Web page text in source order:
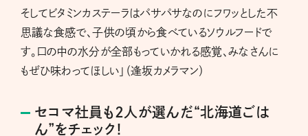
そしてビタミンカステーラはパサパサなのにフワッとした不
思議な食感で、子供の頃から食べているソウルフードで
す。口の中の水分が全部もっていかれる感覚、みなさんに
もぜひ味わってほしい」（逢坂カメラマン）
セコマ社員も2人が選んだ“北海道ごは
ん”をチェック！